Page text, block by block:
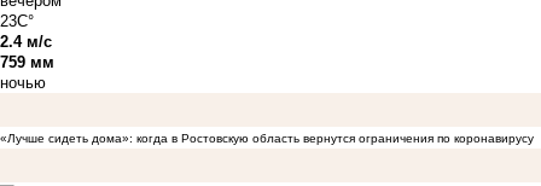
23C°
2.4 м/с
759 мм
ночью
«Лучше сидеть дома»: когда в Ростовскую область вернутся ограничения по коронавирусу